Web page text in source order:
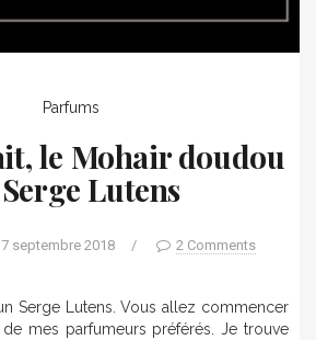
Parfums
le Mohair doudou
Lutens
septembre 2018 / 2 Comments
Serge Lutens. Vous allez commencer
de mes parfumeurs préférés. Je trouve